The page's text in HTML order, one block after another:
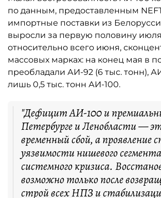
по данным, предоставленным
импортные поставки из
выросли за первую половину июля
относительно всего июня,
массовых марках: на конец мая в
преобладали АИ-92 (6 тыс. тонн),
лишь 0,5 тыс. тонн АИ-100.
"Дефицит АИ-100 и
Петербурге и Ленобласти —
временный сбой, а проявление
уязвимости нишевого
системного кризиса.
возможно только после
строй всех НПЗ и